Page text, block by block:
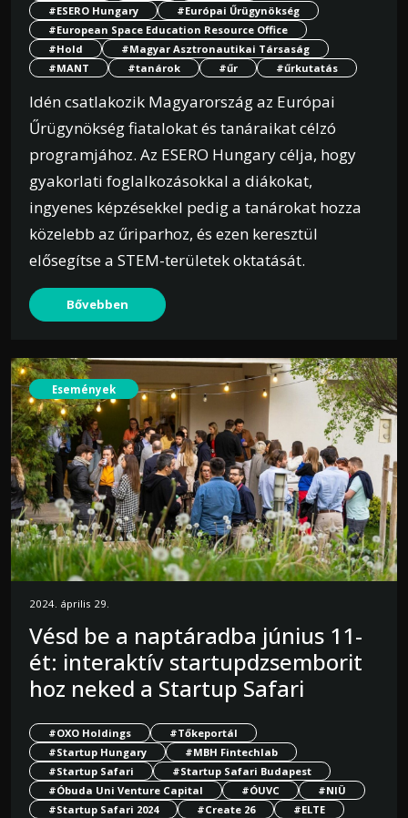
#ESERO Hungary
#Európai Űrügynökség
#European Space Education Resource Office
#Hold
#Magyar Asztronautikai Társaság
#MANT
#tanárok #űr #űrkutatás
Idén csatlakozik Magyarország az Európai
Űrügynökség fiatalokat és tanáraikat célzó
programjához. Az ESERO Hungary célja, hogy
gyakorlati foglalkozásokkal a diákokat,
ingyenes képzésekkel pedig a tanárokat hozza
közelebb az űriparhoz, és ezen keresztül
elősegítse a STEM-területek oktatását.
Bővebben
Események
2024. április 29.
Vésd be a naptáradba június 11-
ét: interaktív startupdzsemborit
hoz neked a Startup Safari
#OXO Holdings
#Tőkeportál
#Startup Hungary
#MBH Fintechlab
#Startup Safari
#Startup Safari Budapest
#Óbuda Uni Venture Capital
#ÓUVC
#NIÜ
#Startup Safari 2024
#Create 26
#ELTE